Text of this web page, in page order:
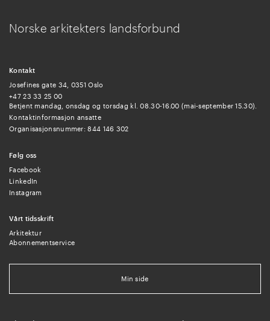
Norske arkitekters landsforbund
Kontakt
Josefines gate 34, 0351 Oslo
+47 23 33 25 00
Betjent mandag, onsdag og torsdag kl. 08.30-16.00 (mai-september 15.30).
Kontaktinformasjon ansatte
Organisasjonsnummer: 844 146 302
Følg oss
Facebook
LinkedIn
Instagram
Vårt tidsskrift
Arkitektur
Abonnementservice
Min side